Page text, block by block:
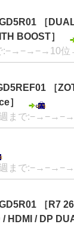
［
BOOST］
:−→−→−→10位
［
］
週まで
週まで
［R7
/ HDMI / DP